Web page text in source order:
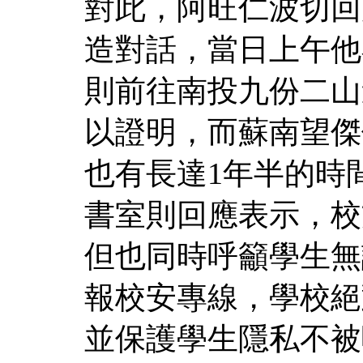
對此，阿旺仁波切
造對話，當日上午
則前往南投九份二
以證明，而蘇南望
也有長達1年半的時
書室則回應表示，
但也同時呼籲學生
報校安專線，學校
並保護學生隱私不